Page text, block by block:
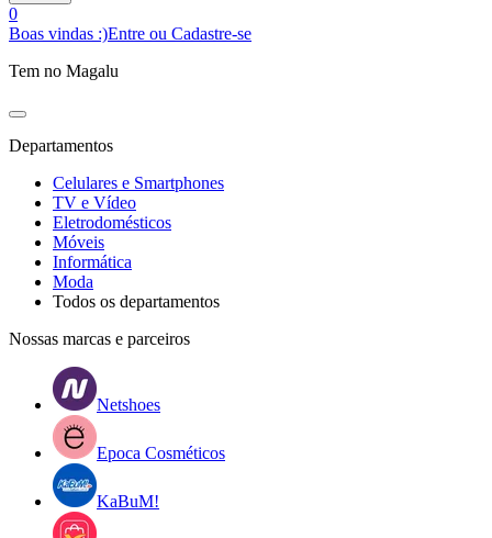
0
Boas vindas :)Entre ou Cadastre-se
Tem no Magalu
Departamentos
Celulares e Smartphones
TV e Vídeo
Eletrodomésticos
Móveis
Informática
Moda
Todos os departamentos
Nossas marcas e parceiros
Netshoes
Epoca Cosméticos
KaBuM!